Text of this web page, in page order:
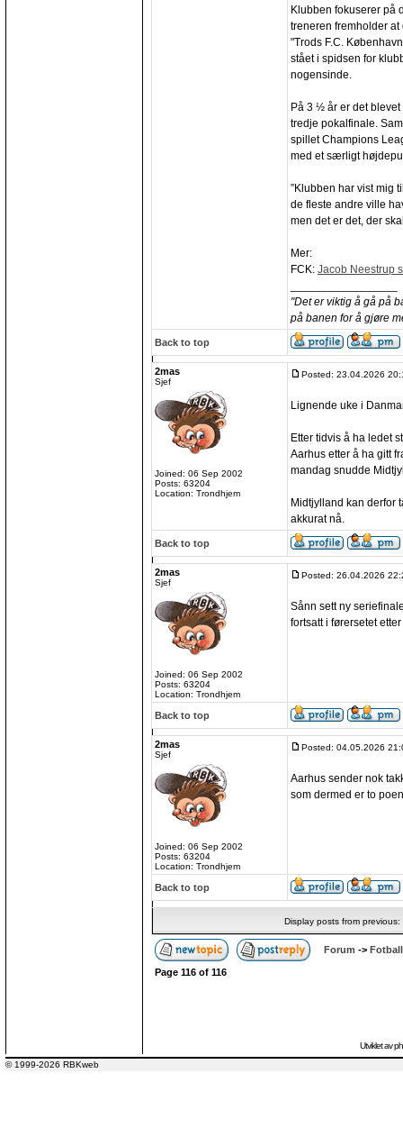
Klubben fokuserer på
treneren fremholder
"Trods F.C.
stået i spidsen for
nogensinde.
På 3 ½ år er det
tredje pokalfinale.
spillet Champions
med et særligt
”Klubben har vist mig
de fleste andre ville
men det er det, der
Mer:
FCK: Jacob Neestrup
"Det er viktig å gå på
på banen for å gjøre
Back to top
2mas
Sjef
Joined: 06 Sep 2002
Posts: 63204
Location: Trondhjem
Posted: 23.04.2026
Lignende uke i
Etter tidvis å ha ledet
Aarhus etter å ha gitt
mandag snudde
Midtjylland kan derfor
akkurat nå.
Back to top
2mas
Sjef
Joined: 06 Sep 2002
Posts: 63204
Location: Trondhjem
Posted: 26.04.2026
Sånn sett ny
fortsatt i førersetet
Back to top
2mas
Sjef
Joined: 06 Sep 2002
Posts: 63204
Location: Trondhjem
Posted: 04.05.2026
Aarhus sender nok
som dermed er to
Back to top
Display posts from previous:
Forum ->
Page 116 of 116
Utviklet av
© 1999-2026 RBKweb